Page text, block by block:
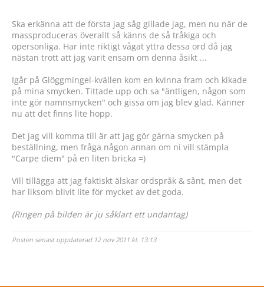
Ska erkänna att de första jag såg gillade jag, men nu när de
massproduceras överallt så känns de så tråkiga och
opersonliga. Har inte riktigt vågat yttra dessa ord då jag
nästan trott att jag varit ensam om denna åsikt ...
Igår på Glöggmingel-kvällen kom en kvinna fram och kikade
på mina smycken. Tittade upp och sa "äntligen, någon som
inte gör namnsmycken" och gissa om jag blev glad. Känner
nu att det finns lite hopp.
Det jag vill komma till är att jag gör gärna smycken på
beställning, men fråga någon annan om ni vill stämpla
"Carpe diem" på en liten bricka =)
Vill tillägga att jag faktiskt älskar ordspråk & sånt, men det
har liksom blivit lite för mycket av det goda.
(Ringen på bilden är ju såklart ett undantag)
Posten senast uppdaterad 12 nov 2011 kl. 13:13